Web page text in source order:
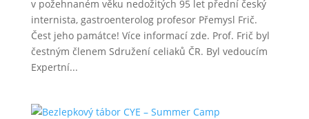
v požehnaném věku nedožitých 95 let přední český
internista, gastroenterolog profesor Přemysl Frič.
Čest jeho památce! Více informací zde. Prof. Frič byl
čestným členem Sdružení celiaků ČR. Byl vedoucím
Expertní...